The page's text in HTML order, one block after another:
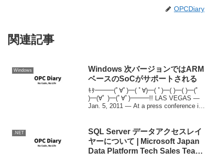
OPCDiary
関連記事
Windows
Windows 次バージョンではARM
ベースのSoCがサポートされる
ｷﾀ━━━(ﾟ∀ﾟ)━( ﾟ∀)━( ﾟ)━( )━( )━(ﾟ
)━(∀ﾟ )━(ﾟ∀ﾟ)━━━!! LAS VEGAS —
Jan. 5, 2011 — At a press conference in
.NET
SQL Server データアクセスレイ
ヤーについて | Microsoft Japan
Data Platform Tech Sales Team